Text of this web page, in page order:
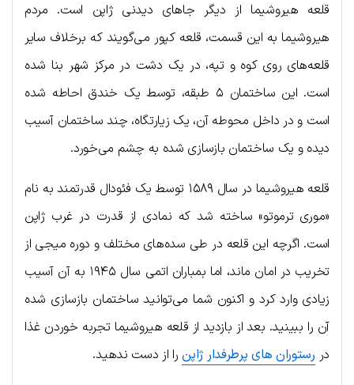
قلعه هیروشیما از دیگر جاهای دیدنی ژاپن است. مردم
هیروشیما به این قسمت، قلعه کپور می‌گویند که برخلاف سایر
قلعه‌های روی کوه و تپه، در یک دشت در مرکز شهر بنا شده
است. این ساختمان ۵ طبقه، توسط یک خندق احاطه شده
است و در داخل محوطه آن، یک زیارتگاه، چند ساختمان آسیب
دیده و یک ساختمان بازسازی شده به چشم می‌خورد.
قلعه هیروشیما در سال ۱۵۸۹ توسط یک فئودال قدرتمند به نام
«موری ترموتو» ساخته شد که نمادی از قدرت در غرب ژاپن
است. اگرچه این قلعه در طی سده‌های مختلف و دوره میجی از
تخریب در امان ماند، اما بمباران اتمی سال ۱۹۴۵ به آن آسیب
زیادی وارد کرد و اکنون شما می‌توانید ساختمان بازسازی شده
آن را ببینید. بعد از بازدید از قلعه هیروشیما تجربه خوردن غذا
در رستوران های پرطرفدار ژاپنرا از دست ندهید.